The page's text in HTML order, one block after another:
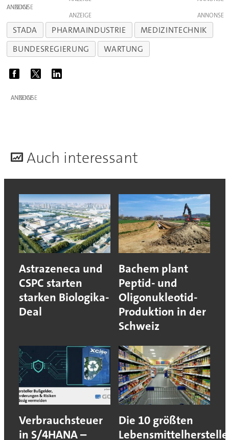
ANZEIGE
ANZEIGE
STADA PHARMAINDUSTRIE
MEDIZINTECHNIK
BUNDESREGIERUNG
WARTUNG
ANZEIGE
Auch interessant
Astrazeneca und
CSPC starten
starken Biologika-
Deal
Bachem plant
Peptid- und
Oligonukleotid-
Produktion in der
Schweiz
Verbrauchsteuer
in S/4HANA –
Die 10 größten